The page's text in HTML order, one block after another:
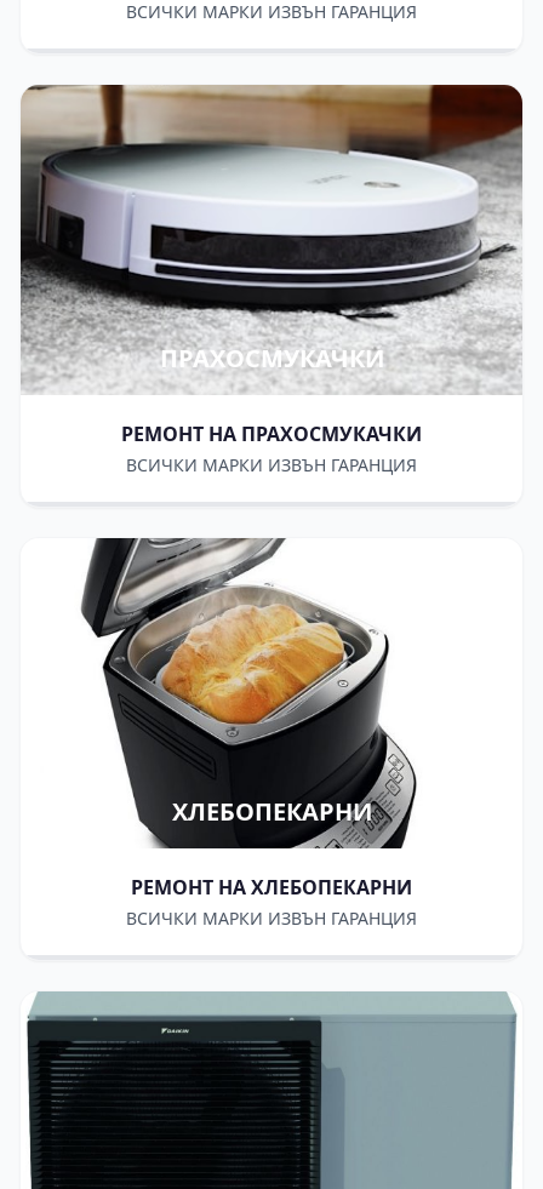
ВСИЧКИ МАРКИ ИЗВЪН ГАРАНЦИЯ
ПРАХОСМУКАЧКИ
РЕМОНТ НА ПРАХОСМУКАЧКИ
ВСИЧКИ МАРКИ ИЗВЪН ГАРАНЦИЯ
ХЛЕБОПЕКАРНИ
РЕМОНТ НА ХЛЕБОПЕКАРНИ
ВСИЧКИ МАРКИ ИЗВЪН ГАРАНЦИЯ